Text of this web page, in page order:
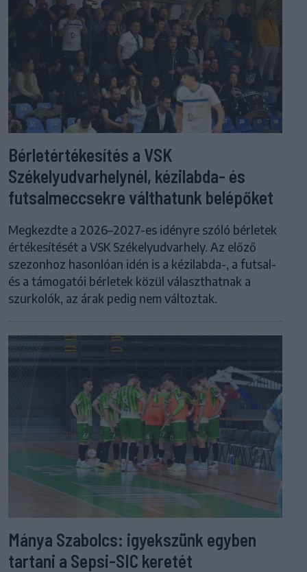
Bérletértékesítés a VSK
Székelyudvarhelynél, kézilabda- és
futsalmeccsekre válthatunk belépőket
Megkezdte a 2026–2027-es idényre szóló bérletek
értékesítését a VSK Székelyudvarhely. Az előző
szezonhoz hasonlóan idén is a kézilabda-, a futsal-
és a támogatói bérletek közül választhatnak a
szurkolók, az árak pedig nem változtak.
Mánya Szabolcs: igyekszünk egyben
tartani a Sepsi-SIC keretét